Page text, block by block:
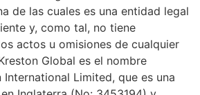
de las cuales es una entidad legal
y, como tal, no tiene
actos u omisiones de cualquier
Global es el nombre
Limited, que es una